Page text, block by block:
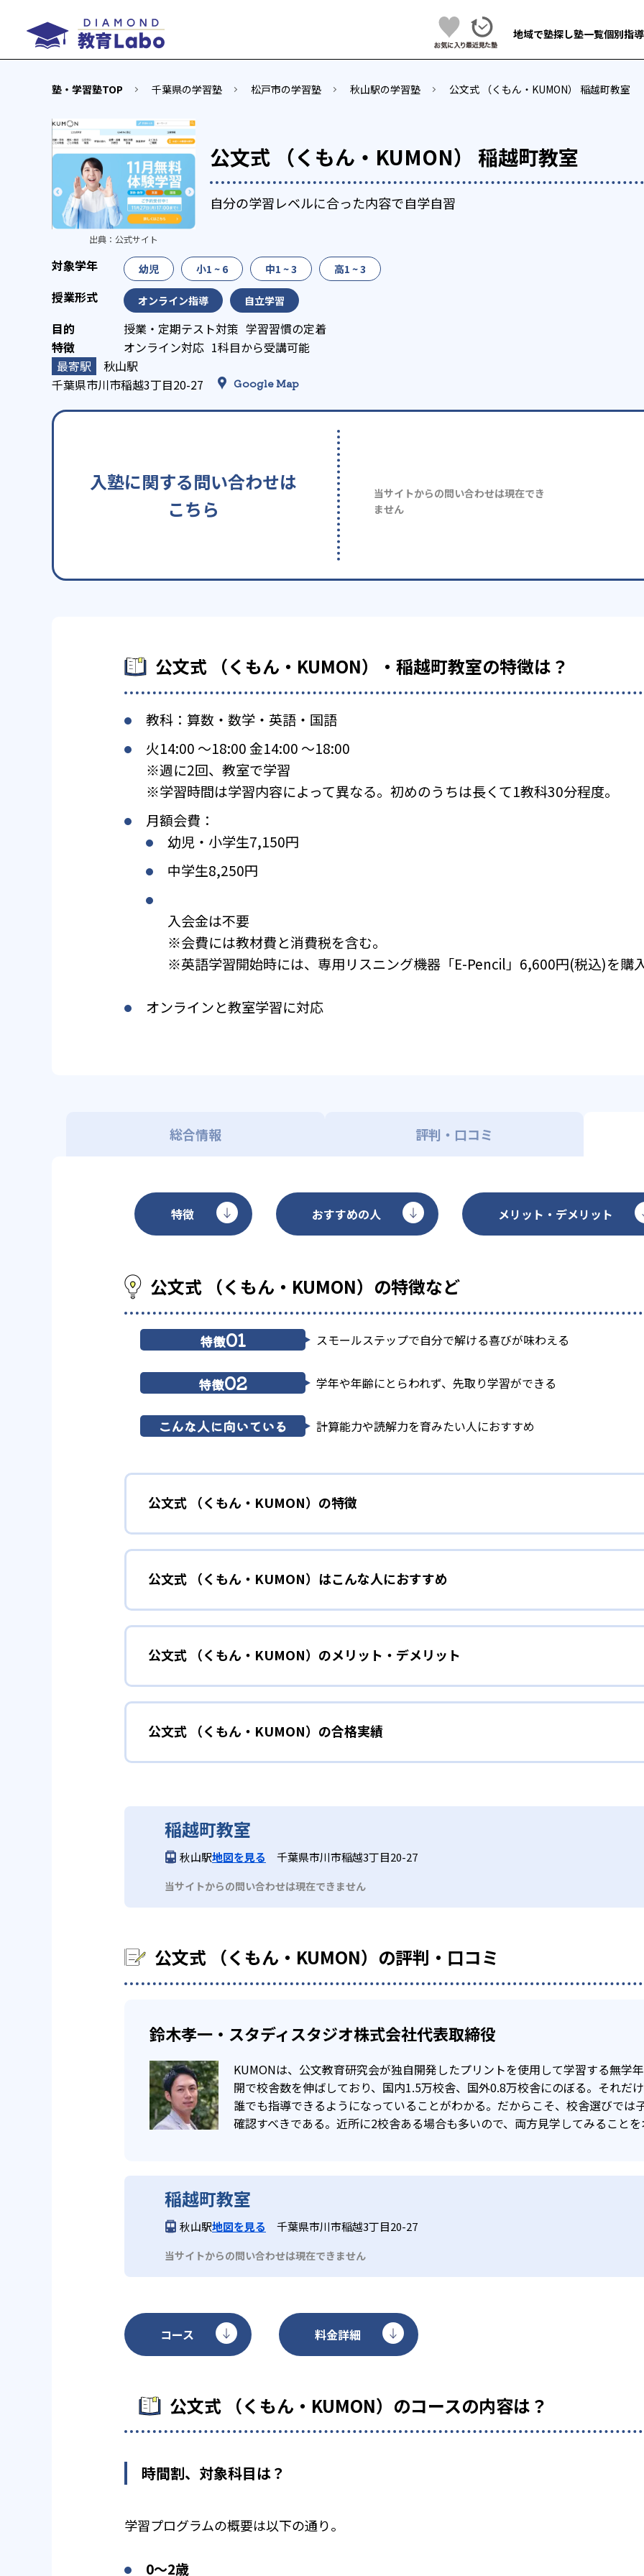
地域で塾探し塾一覧個別指
塾・学習塾TOP 千葉県の学習塾 松戸市の学習塾 秋山駅の学習塾 公文式 （くもん・KUMON） 稲越町教室
公文式 （くもん・KUMON） 稲越町教室
自分の学習レベルに合った内容で自学自習
出典： 公式サイト
幼児 小1 ~ 6 中1 ~ 3 高1 ~ 3
オンライン指導 自立学習
授業・定期テスト対策 学習習慣の定着
オンライン対応 1科目から受講可能
秋山駅
千葉県市川市稲越3丁目20-27
Google Map
入塾に関する問い合わせは
こちら
当サイトからの問い合わせは現在でき
ません
公文式 （くもん・KUMON）・稲越町教室の特徴は？
教科：算数・数学・英語・国語
火14:00 〜18:00 金14:00 〜18:00
※週に2回、教室で学習
※学習時間は学習内容によって異なる。初めのうちは長くて1教科30分程度。
月額会費：
幼児・小学生7,150円
中学生8,250円
入会金は不要
※会費には教材費と消費税を含む。
※英語学習開始時には、専用リスニング機器「E-Pencil」6,600円(税込)を購
オンラインと教室学習に対応
総合情報 評判・口コミ
特徴 おすすめの人 メリット・デメリット
公文式 （くもん・KUMON）の特徴など
特徴01 スモールステップで自分で解ける喜びが味わえる
特徴02 学年や年齢にとらわれず、先取り学習ができる
こんな人に向いている 計算能力や読解力を育みたい人におすすめ
公文式 （くもん・KUMON）の特徴
01 無学年式の学力別学習
KUMONでは、年齢や学年にとらわれずに、一人ひとりの学力に応じたレベルから学習を始めて
確実に100点が取れるレベルから少しずつ難易度を上げていくことで子どもたちは多くの成功
できる。
02 自学自習スタイル
KUMONの教材は、簡単な問題から高度な問題へと、スモールステップで進んでいけるよう工
時期から高校教材に進む生徒もいる。
03 フレキシブルな受講スタイル
KUMONでは、教室が開いている時間内であれば、何曜日にでも週2回受講できる。そのため、
も通室しやすい。また、教室によっては自宅からのオンライン受講と通室を組み合わせること
公文式 （くもん・KUMON）はこんな人におすすめ
小学校に入る準備をしたい幼児向け
KUMONでは細かいステップに分かれた教材で、わかる楽しさを経験しながら無理なく力を高め
目でも自分で解けた達成感を味わうことで、少しずつ苦手意識を克服できるだろう。
中学生・高校生 部活や習い事と両立したい生徒向け
KUMONでは、一人ひとりの学習状況やスケジュールに合わせて、きめ細やかにカリキュラムを
宿題の量や進め方に関しては、いつでも気軽に相談可能だ。
公文式 （くもん・KUMON）のメリット・デメリット
どんなメリットがある？
KUMONでは自学自習スタイルで勉強するため、集中力や目標に向かって頑張りやり抜く力を
い。
どんなデメリットがある？
KUMONでは、中高生のクラスでも数学・英語・国語の3教科に限られるため、その他の教科に
だろう。
公文式 （くもん・KUMON）の合格実績
KUMONは、公式サイトでは合格実績は公開していない。志望校への実績があるかどうかは、
稲越町教室
秋山駅地図を見る 千葉県市川市稲越3丁目20-27
当サイトからの問い合わせは現在できません
公文式 （くもん・KUMON）の評判・口コミ
鈴木孝一・スタディスタジオ株式会社代表取締役
KUMONは、公文教育研究会が独自開発したプリントを使用して学習する無学
開で校舎数を伸ばしており、国内1.5万校舎、国外0.8万校舎にのぼる。それだ
誰でも指導できるようになっていることがわかる。だからこそ、校舎選びでは
確認すべきである。近所に2校舎ある場合も多いので、両方見学してみること
稲越町教室
秋山駅地図を見る 千葉県市川市稲越3丁目20-27
当サイトからの問い合わせは現在できません
コース 料金詳細
公文式 （くもん・KUMON）のコースの内容は？
時間割、対象科目は？
学習プログラムの概要は以下の通り。
0〜2歳